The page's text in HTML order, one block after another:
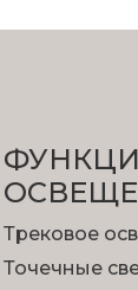
Трековое
Точечные